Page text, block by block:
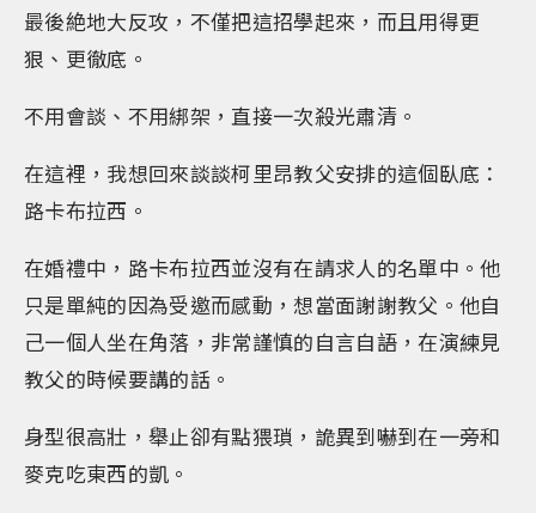
最後絶地大反攻，不僅把這招學起來，而且用得更
狠、更徹底。
不用會談、不用綁架，直接一次殺光肅清。
在這裡，我想回來談談柯里昂教父安排的這個臥底：
路卡布拉西。
在婚禮中，路卡布拉西並沒有在請求人的名單中。他
只是單純的因為受邀而感動，想當面謝謝教父。他自
己一個人坐在角落，非常謹慎的自言自語，在演練見
教父的時候要講的話。
身型很高壯，舉止卻有點猥瑣，詭異到嚇到在一旁和
麥克吃東西的凱。